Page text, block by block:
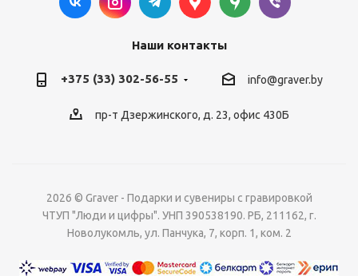
Наши контакты
+375 (33) 302-56-55 info@graver.by
пр-т Дзержинского, д. 23, офис 430Б
2026 © Graver - Подарки и сувениры с гравировкой
ЧТУП "Люди и цифры". УНП 390538190. РБ, 211162, г.
Новолукомль, ул. Панчука, 7, корп. 1, ком. 2